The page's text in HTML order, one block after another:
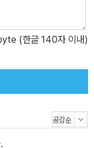
(한글 140자 이내)